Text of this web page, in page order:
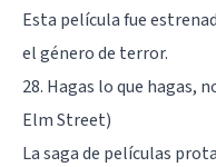
Esta película fue
el género de terror.
28. Hagas lo que hagas,
Elm Street)
La saga de películas